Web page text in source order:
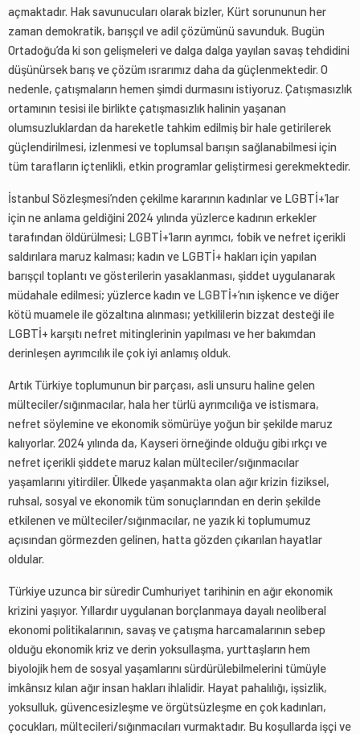
açmaktadır. Hak savunucuları olarak bizler, Kürt sorununun her
zaman demokratik, barışçıl ve adil çözümünü savunduk. Bugün
Ortadoğu’da ki son gelişmeleri ve dalga dalga yayılan savaş tehdidini
düşünürsek barış ve çözüm ısrarımız daha da güçlenmektedir. O
nedenle, çatışmaların hemen şimdi durmasını istiyoruz. Çatışmasızlık
ortamının tesisi ile birlikte çatışmasızlık halinin yaşanan
olumsuzluklardan da hareketle tahkim edilmiş bir hale getirilerek
güçlendirilmesi, izlenmesi ve toplumsal barışın sağlanabilmesi için
tüm tarafların içtenlikli, etkin programlar geliştirmesi gerekmektedir.
İstanbul Sözleşmesi’nden çekilme kararının kadınlar ve LGBTİ+’lar
için ne anlama geldiğini 2024 yılında yüzlerce kadının erkekler
tarafından öldürülmesi; LGBTİ+’ların ayrımcı, fobik ve nefret içerikli
saldırılara maruz kalması; kadın ve LGBTİ+ hakları için yapılan
barışçıl toplantı ve gösterilerin yasaklanması, şiddet uygulanarak
müdahale edilmesi; yüzlerce kadın ve LGBTİ+’nın işkence ve diğer
kötü muamele ile gözaltına alınması; yetkililerin bizzat desteği ile
LGBTİ+ karşıtı nefret mitinglerinin yapılması ve her bakımdan
derinleşen ayrımcılık ile çok iyi anlamış olduk.
Artık Türkiye toplumunun bir parçası, asli unsuru haline gelen
mülteciler/sığınmacılar, hala her türlü ayrımcılığa ve istismara,
nefret söylemine ve ekonomik sömürüye yoğun bir şekilde maruz
kalıyorlar. 2024 yılında da, Kayseri örneğinde olduğu gibi ırkçı ve
nefret içerikli şiddete maruz kalan mülteciler/sığınmacılar
yaşamlarını yitirdiler. Ülkede yaşanmakta olan ağır krizin fiziksel,
ruhsal, sosyal ve ekonomik tüm sonuçlarından en derin şekilde
etkilenen ve mülteciler/sığınmacılar, ne yazık ki toplumumuz
açısından görmezden gelinen, hatta gözden çıkarılan hayatlar
oldular.
Türkiye uzunca bir süredir Cumhuriyet tarihinin en ağır ekonomik
krizini yaşıyor. Yıllardır uygulanan borçlanmaya dayalı neoliberal
ekonomi politikalarının, savaş ve çatışma harcamalarının sebep
olduğu ekonomik kriz ve derin yoksullaşma, yurttaşların hem
biyolojik hem de sosyal yaşamlarını sürdürülebilmelerini tümüyle
imkânsız kılan ağır insan hakları ihlalidir. Hayat pahalılığı, işsizlik,
yoksulluk, güvencesizleşme ve örgütsüzleşme en çok kadınları,
çocukları, mültecileri/sığınmacıları vurmaktadır. Bu koşullarda işçi ve